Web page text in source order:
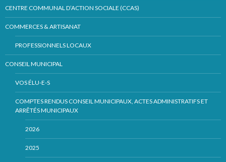
CENTRE COMMUNAL D’ACTION SOCIALE (CCAS)
COMMERCES & ARTISANAT
PROFESSIONNELS LOCAUX
CONSEIL MUNICIPAL
VOS ÉLU-E-S
COMPTES RENDUS CONSEIL MUNICIPAUX, ACTES ADMINISTRATIFS ET
ARRÊTÉS MUNICIPAUX
2026
2025